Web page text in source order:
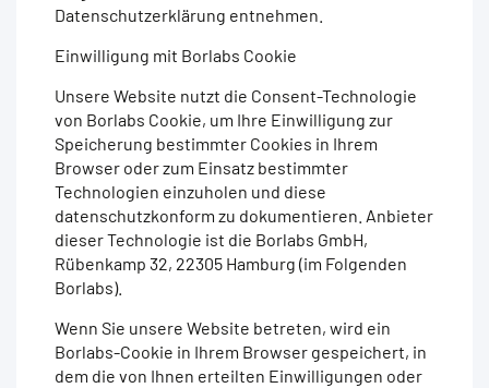
Datenschutzerklärung entnehmen.
Einwilligung mit Borlabs Cookie
Unsere Website nutzt die Consent-Technologie
von Borlabs Cookie, um Ihre Einwilligung zur
Speicherung bestimmter Cookies in Ihrem
Browser oder zum Einsatz bestimmter
Technologien einzuholen und diese
datenschutzkonform zu dokumentieren. Anbieter
dieser Technologie ist die Borlabs GmbH,
Rübenkamp 32, 22305 Hamburg (im Folgenden
Borlabs).
Wenn Sie unsere Website betreten, wird ein
Borlabs-Cookie in Ihrem Browser gespeichert, in
dem die von Ihnen erteilten Einwilligungen oder